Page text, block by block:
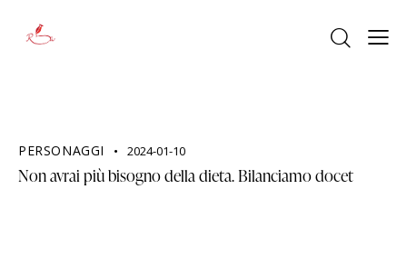
PERSONAGGI 2024-01-10
Non avrai più bisogno della dieta. Bilanciamo docet